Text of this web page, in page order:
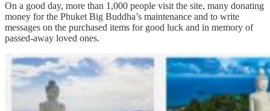
On a good day, more than 1,000 people visit the site, many donating
money for the Phuket Big Buddha’s maintenance and to write
messages on the purchased items for good luck and in memory of
passed-away loved ones.